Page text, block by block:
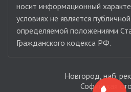
носит информационный
условиях не является
определяемой положениями
Гражданского кодекса РФ.
Новгород, наб.
Софийская